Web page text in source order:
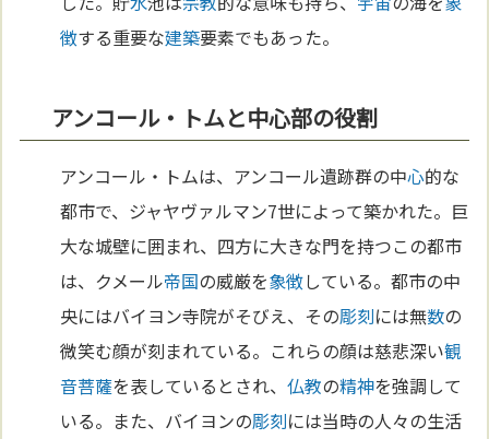
徴する重要な建築要素でもあった。
アンコール・トムと中心部の役割
アンコール・トムは、アンコール遺跡群の中心的な
都市で、ジャヤヴァルマン7世によって築かれた。巨
大な城壁に囲まれ、四方に大きな門を持つこの都市
は、クメール帝国の威厳を象徴している。都市の中
央にはバイヨン寺院がそびえ、その彫刻には無数の
微笑む顔が刻まれている。これらの顔は慈悲深い観
音菩薩を表しているとされ、仏教の精神を強調して
いる。また、バイヨンの彫刻には当時の人々の生活